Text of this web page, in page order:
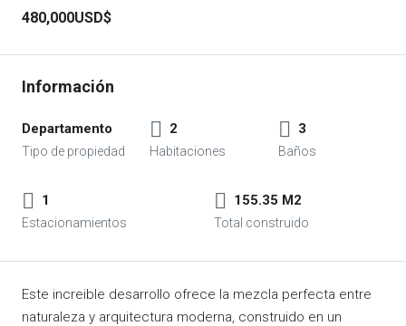
480,000USD$
Departamento 2 3
1 155.35 M2
Este increible desarrollo ofrece la mezcla perfecta entre
naturaleza y arquitectura moderna, construido en un